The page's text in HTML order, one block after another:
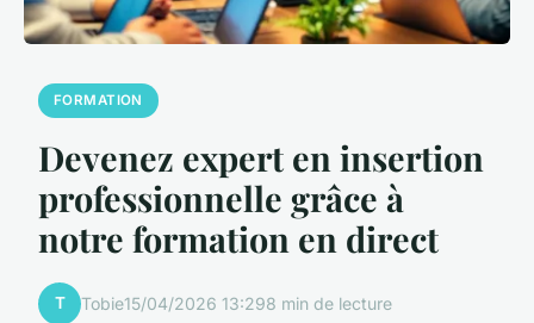
FORMATION
Devenez expert en insertion
professionnelle grâce à
notre formation en direct
T Tobie15/04/2026 13:298 min de lecture